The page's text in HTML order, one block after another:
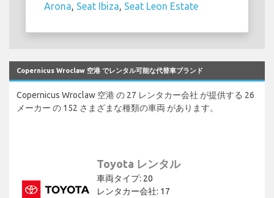
Arona, Seat Ibiza, Seat Leon Estate
Copernicus Wroclaw 空港 でレンタル可能な代替車ブランド
Copernicus Wroclaw 空港 の 27 レンタカー会社 が提供する 26
メーカー の 152 さまざまな種類の車両 があります。
Toyota レンタル
車両タイプ: 20
レンタカー会社: 17